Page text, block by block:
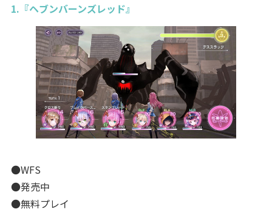
1.『ヘブンバーンズレッド』
●WFS
●発売中
●無料プレイ